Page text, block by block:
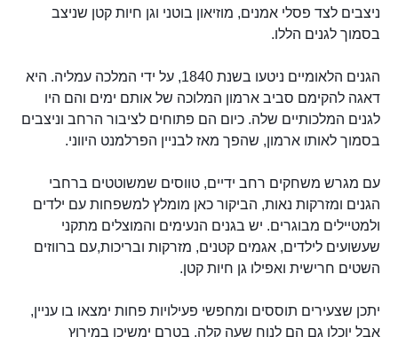
ניצבים לצד פסלי אמנים, מוזיאון בוטני וגן חיות קטן שניצב
בסמוך לגנים הללו.
הגנים הלאומיים ניטעו בשנת 1840, על ידי המלכה עמליה. היא
דאגה להקימם סביב ארמון המלוכה של אותם ימים והם היו
לגנים המלכותיים שלה. כיום הם פתוחים לציבור הרחב וניצבים
בסמוך לאותו ארמון, שהפך מאז לבניין הפרלמנט היווני.
עם מגרש משחקים רחב ידיים, טווסים שמשוטטים ברחבי
הגנים ומזרקות נאות, הביקור כאן מומלץ למשפחות עם ילדים
ולמטיילים מבוגרים. יש בגנים הנעימים והמוצלים מתקני
שעשועים לילדים, אגמים קטנים, מזרקות ובריכות,עם ברווזים
השטים חרישית ואפילו גן חיות קטן.
יתכן שצעירים תוססים ומחפשי פעילויות פחות ימצאו בו עניין,
אבל יוכלו גם הם לנוח שעה קלה, בטרם ימשיכו במירוץ